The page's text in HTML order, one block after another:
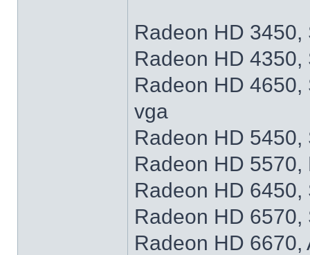
Radeon HD
Radeon HD
Radeon HD
vga
Radeon HD
Radeon HD 5570,
Radeon HD
Radeon HD
Radeon HD 6670,